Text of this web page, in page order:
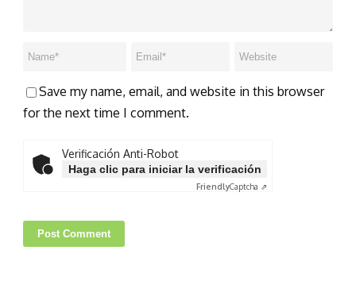
Save my name, email, and website in this browser
for the next time I comment.
Verificación Anti-Robot
Haga clic para iniciar la verificación
FriendlyCaptcha ⇗